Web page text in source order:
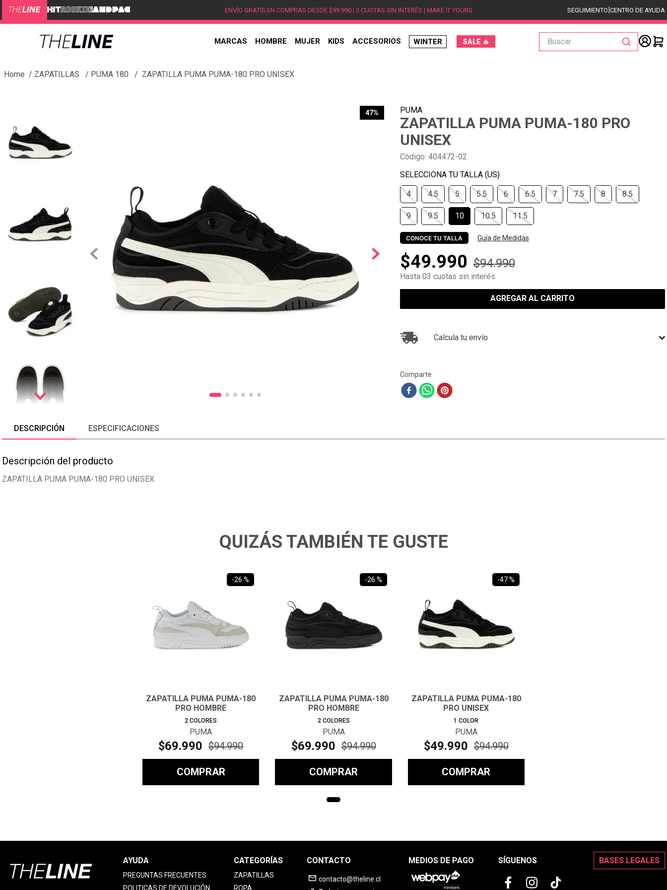
ENVÍO GRATIS EN COMPRAS DESDE $99.990 | 3 CUOTAS SIN INTERÉS | MAKE IT YOURS SEGUIMIENTO|CENTRO DE AYUDA
MARCAS HOMBRE MUJER KIDS ACCESORIOS WINTER SALE 🔥
Buscar
ZAPATILLAS PUMA 180 ZAPATILLA PUMA PUMA-180 PRO UNISEX
47% PUMA
ZAPATILLA PUMA PUMA-180 PRO
UNISEX
Código: 404472-02
4 4.5 5 5.5 6 6.5 7 7.5 8 8.5
9 9.5 10 10.5 11.5
CONOCE TU TALLA Guía de Medidas
$49.990 $94.990
Hasta 03 cuotas sin interés
AGREGAR AL CARRITO
Calcula tu envío
Comparte
DESCRIPCIÓN ESPECIFICACIONES
Descripción del producto
ZAPATILLA PUMA PUMA-180 PRO UNISEX
QUIZÁS TAMBIÉN TE GUSTE
-26 %
ZAPATILLA PUMA PUMA-180
PRO HOMBRE
2 COLORES
PUMA
$69.990 $94.990
COMPRAR
-26 %
ZAPATILLA PUMA PUMA-180
PRO HOMBRE
2 COLORES
PUMA
$69.990 $94.990
COMPRAR
-47 %
ZAPATILLA PUMA PUMA-180
PRO UNISEX
1 COLOR
PUMA
$49.990 $94.990
COMPRAR
AYUDA
PREGUNTAS FRECUENTES
POLITICAS DE DEVOLUCIÓN
CATEGORÍAS
ZAPATILLAS
ROPA
CONTACTO
contacto@theline.cl
MEDIOS DE PAGO SÍGUENOS BASES LEGALES